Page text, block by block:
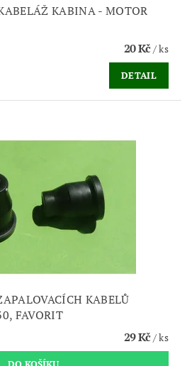
KABINA - MOTOR
20 Kč/ ks
DETAIL
KABELŮ
FAVORIT
29 Kč/ ks